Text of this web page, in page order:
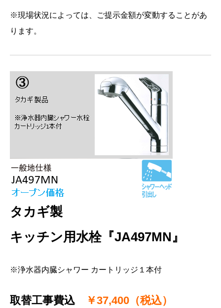
※現場状況によっては、ご提示金額が変動することがあ
ります。
タカギ製
キッチン用水栓『JA497MN』
※浄水器内臓シャワー カートリッジ１本付
取替工事費込 ￥37,400（税込）